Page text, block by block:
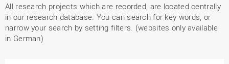
All research projects which are recorded, are located centrally
in our research database. You can search for key words, or
narrow your search by setting filters. (websites only available
in German)